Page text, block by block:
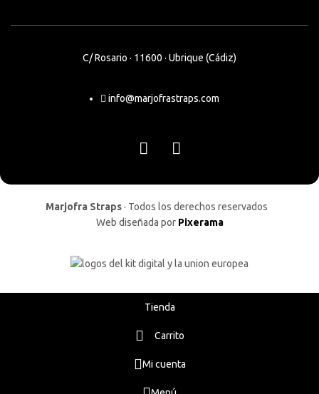
C/ Rosario · 11600 · Ubrique (Cádiz)
info@marjofrastraps.com
Marjofra Straps · Todos los derechos reservados
Web diseñada por Pixerama
Tienda
Carrito
Mi cuenta